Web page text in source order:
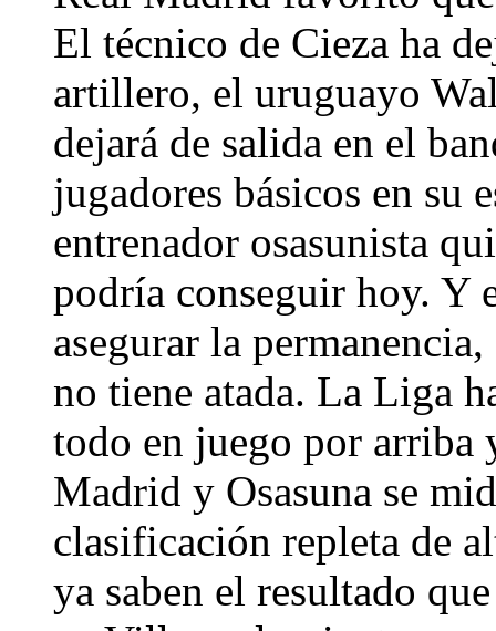
El técnico de Cieza ha
artillero, el uruguayo
dejará de salida en el
jugadores básicos en su
entrenador osasunista
podría conseguir hoy. Y
asegurar la
no tiene atada. La Liga
todo en juego por arriba
Madrid y Osasuna se
clasificación repleta de
ya saben el resultado